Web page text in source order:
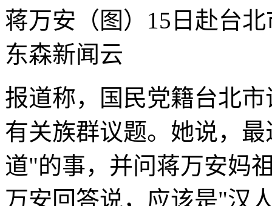
蒋万安（图）15日赴台
东森新闻云
报道称，国民党籍台北
有关族群议题。她说，
道"的事，并问蒋万安妈
万安回答说，应该是"汉